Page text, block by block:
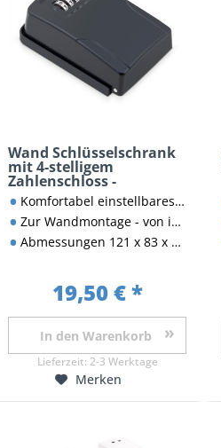
Wand Schlüsselschrank
mit 4-stelligem
Zahlenschloss -
121x83x40 mm
Komfortabel einstellbares 4-stelliges Zahlenschloss
Zur Wandmontage - von innen und außen fixierbar
Abmessungen 121 x 83 x 40 mm (gesamt) 70 x 65 x 28 (Innenraum)
19,50 € *
In den Warenkorb
Lieferzeit: 2-3 Werktage
Merken